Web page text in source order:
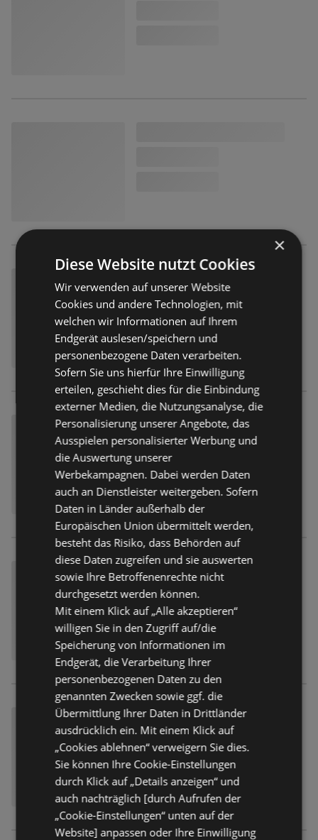
×
Diese Website nutzt Cookies
Wir verwenden auf unserer Website
Cookies und andere Technologien, mit
welchen wir Informationen auf Ihrem
Endgerät auslesen/speichern und
personenbezogene Daten verarbeiten.
Sofern Sie uns hierfür Ihre Einwilligung
erteilen, geschieht dies für die Einbindung
externer Medien, die Nutzungsanalyse, die
Personalisierung unserer Angebote, das
Ausspielen personalisierter Werbung und
die Auswertung unserer
Werbekampagnen. Dabei werden Daten
auch an Dienstleister weitergeben. Sofern
Daten in Länder außerhalb der
Europäischen Union übermittelt werden,
besteht das Risiko, dass Behörden auf
diese Daten zugreifen und sie auswerten
sowie Ihre Betroffenenrechte nicht
durchgesetzt werden können.
Mit einem Klick auf „Alle akzeptieren“
willigen Sie in den Zugriff auf/die
Speicherung von Informationen im
Endgerät, die Verarbeitung Ihrer
personenbezogenen Daten zu den
genannten Zwecken sowie ggf. die
Übermittlung Ihrer Daten in Drittländer
ausdrücklich ein. Mit einem Klick auf
„Cookies ablehnen“ verweigern Sie dies.
Sie können Ihre Cookie-Einstellungen
durch Klick auf „Details anzeigen“ und
auch nachträglich [durch Aufrufen der
„Cookie-Einstellungen“ unten auf der
Website] anpassen oder Ihre Einwilligung